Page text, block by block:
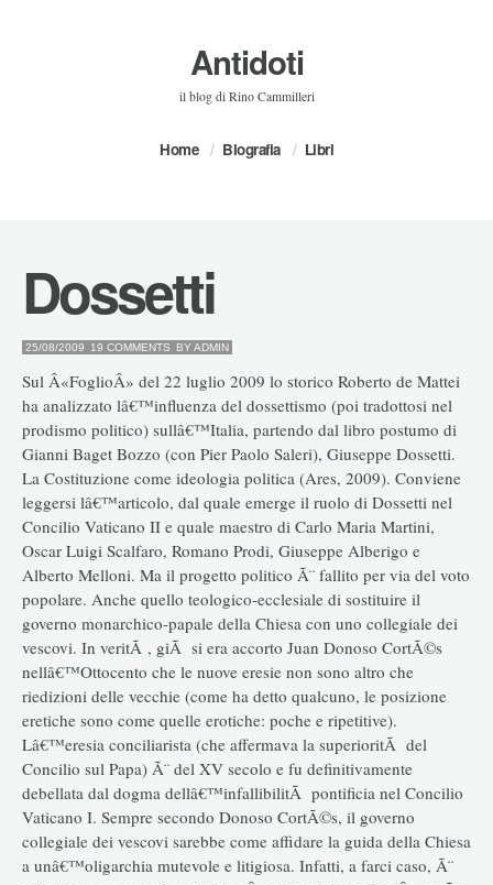
Antidoti
il blog di Rino Cammilleri
Home Biografia Libri
Dossetti
25/08/2009 19 COMMENTS BY ADMIN
Sul Â«FoglioÂ» del 22 luglio 2009 lo storico Roberto de Mattei
ha analizzato lâ€™influenza del dossettismo (poi tradottosi nel
prodismo politico) sullâ€™Italia, partendo dal libro postumo di
Gianni Baget Bozzo (con Pier Paolo Saleri), Giuseppe Dossetti.
La Costituzione come ideologia politica (Ares, 2009). Conviene
leggersi lâ€™articolo, dal quale emerge il ruolo di Dossetti nel
Concilio Vaticano II e quale maestro di Carlo Maria Martini,
Oscar Luigi Scalfaro, Romano Prodi, Giuseppe Alberigo e
Alberto Melloni. Ma il progetto politico Ã¨ fallito per via del voto
popolare. Anche quello teologico-ecclesiale di sostituire il
governo monarchico-papale della Chiesa con uno collegiale dei
vescovi. In veritÃ , giÃ si era accorto Juan Donoso CortÃ©s
nellâ€™Ottocento che le nuove eresie non sono altro che
riedizioni delle vecchie (come ha detto qualcuno, le posizione
eretiche sono come quelle erotiche: poche e ripetitive).
Lâ€™eresia conciliarista (che affermava la superioritÃ del
Concilio sul Papa) Ã¨ del XV secolo e fu definitivamente
debellata dal dogma dellâ€™infallibilitÃ pontificia nel Concilio
Vaticano I. Sempre secondo Donoso CortÃ©s, il governo
collegiale dei vescovi sarebbe come affidare la guida della Chiesa
a unâ€™oligarchia mutevole e litigiosa. Infatti, a farci caso, Ã¨